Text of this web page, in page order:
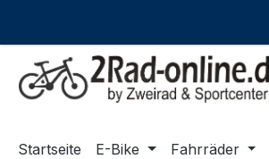
Hauptinhalt springen
Zur Suche springen
Zur Hauptnavigation springen
Startseite E-Bike Fahrräder